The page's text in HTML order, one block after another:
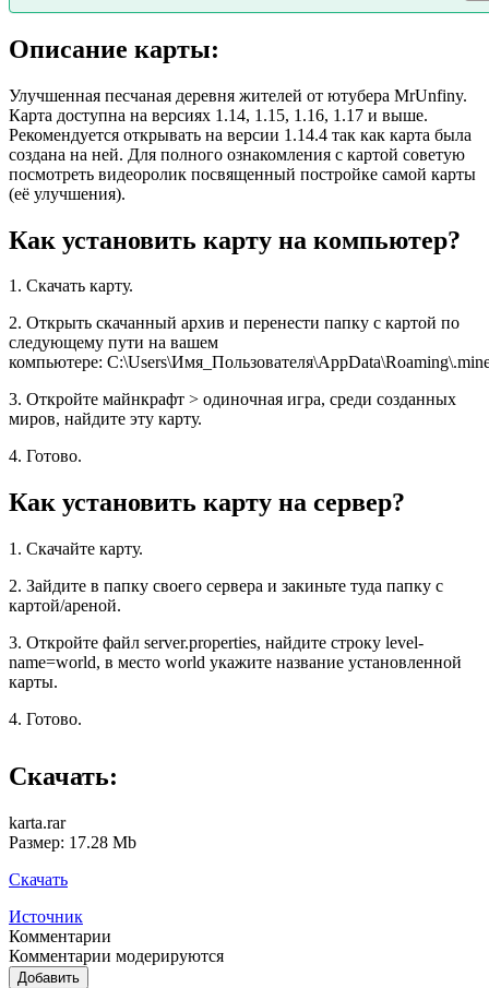
Описание карты:
Улучшенная песчаная деревня жителей от ютубера MrUnfiny.
Карта доступна на версиях 1.14, 1.15, 1.16, 1.17 и выше.
Рекомендуется открывать на версии 1.14.4 так как карта была
создана на ней. Для полного ознакомления с картой советую
посмотреть видеоролик посвященный постройке самой карты
(её улучшения).
Как установить карту на компьютер?
1. Скачать карту.
2. Открыть скачанный архив и перенести папку с картой по
следующему пути на вашем
компьютере:
3. Откройте майнкрафт > одиночная игра, среди созданных
миров, найдите эту карту.
4. Готово.
Как установить карту на сервер?
1. Скачайте карту.
2. Зайдите в папку своего сервера и закиньте туда папку с
картой/ареной.
3. Откройте файл server.properties, найдите строку level-
name=world, в место world укажите название установленной
карты.
4. Готово.
Скачать:
karta.rar
Размер: 17.28 Mb
Скачать
Источник
Комментарии
Комментарии модерируются
Добавить